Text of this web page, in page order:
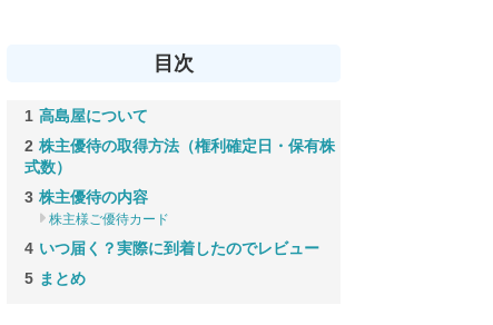
目次
高島屋について
株主優待の取得方法（権利確定日・保有株
式数）
株主優待の内容
株主様ご優待カード
いつ届く？実際に到着したのでレビュー
まとめ